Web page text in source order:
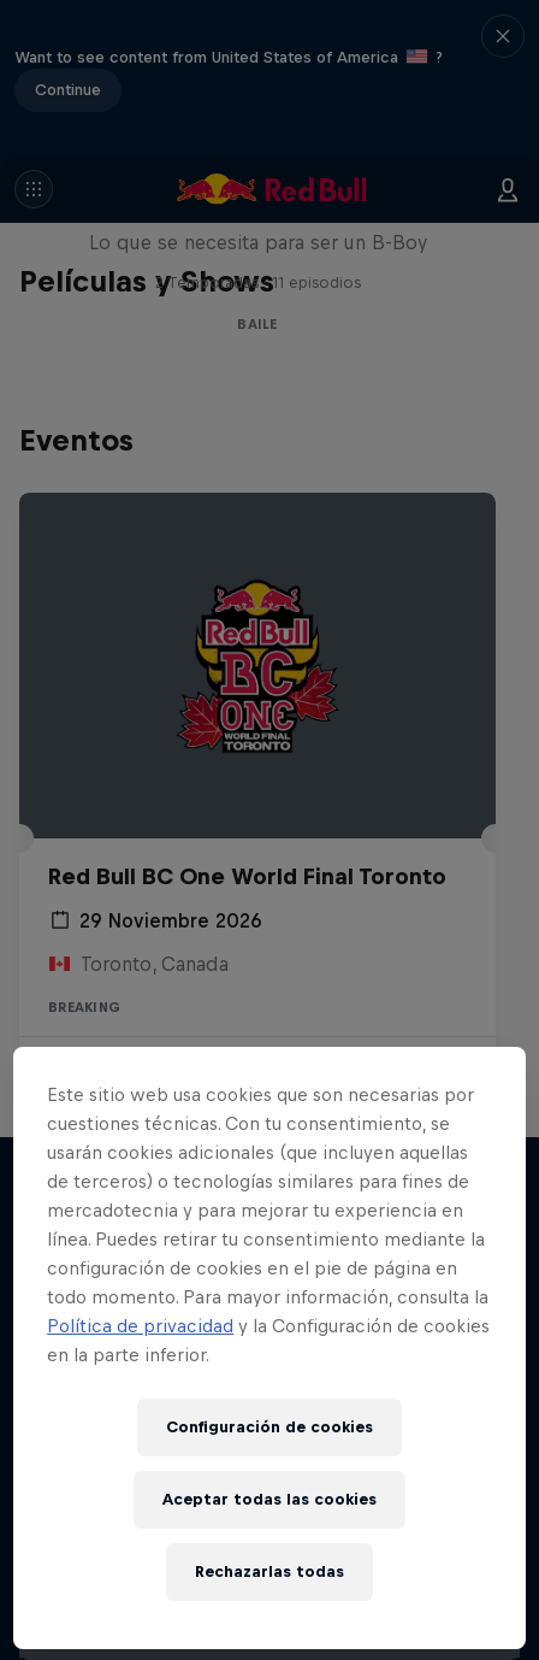
Want to see content from United States of America
?
Continue
Películas y Shows
The Breakdown
Lo que se necesita para ser un B-Boy
2 Temporadas · 11 episodios
BAILE
Eventos
Red Bull BC One World Final Toronto
29 Noviembre 2026
Toronto, Canada
BREAKING
Más contenidos similares
Este sitio web usa cookies que son necesarias por
cuestiones técnicas. Con tu consentimiento, se
usarán cookies adicionales (que incluyen aquellas
de terceros) o tecnologías similares para fines de
mercadotecnia y para mejorar tu experiencia en
línea. Puedes retirar tu consentimiento mediante la
configuración de cookies en el pie de página en
todo momento. Para mayor información, consulta la
Política de privacidad y la Configuración de cookies
en la parte inferior.
Configuración de cookies
Rechazarlas todas
Aceptar todas las cookies